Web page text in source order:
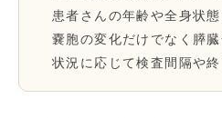
患者さんの年齢や全身状
嚢胞の変化だけでなく膵
状況に応じて検査間隔や